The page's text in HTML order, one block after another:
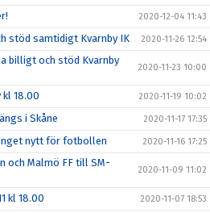
2020-12-04 11:43
stöd samtidigt Kvarnby IK 2020-11-26 12:54
billigt och stöd Kvarnby
2020-11-23 10:00
18.00 2020-11-19 10:02
i Skåne 2020-11-17 17:35
inget nytt för fotbollen 2020-11-16 17:25
och Malmö FF till SM-
2020-11-09 11:02
kl 18.00 2020-11-07 18:53